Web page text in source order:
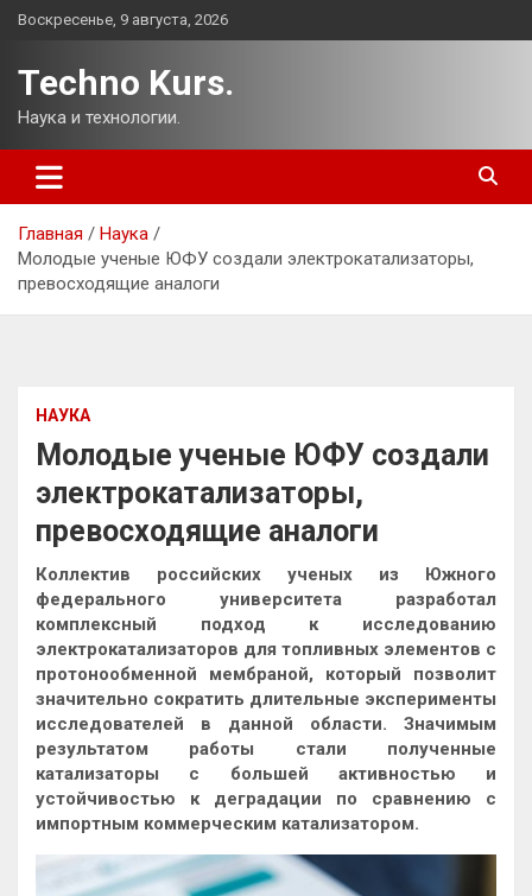
Перейти
Воскресенье, 9 августа, 2026
Techno Kurs.
Наука и технологии.
Главная
Наука
Молодые ученые ЮФУ создали электрокатализаторы,
превосходящие аналоги
НАУКА
Молодые ученые ЮФУ создали
электрокатализаторы,
превосходящие аналоги
Коллектив российских ученых из Южного
федерального университета разработал
комплексный подход к исследованию
электрокатализаторов для топливных элементов с
протонообменной мембраной, который позволит
значительно сократить длительные эксперименты
исследователей в данной области. Значимым
результатом работы стали полученные
катализаторы с большей активностью и
устойчивостью к деградации по сравнению с
импортным коммерческим катализатором.